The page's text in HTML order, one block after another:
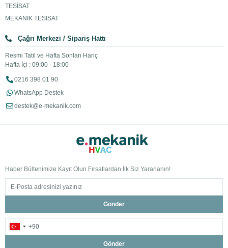
TESİSAT
MEKANİK TESİSAT
Çağrı Merkezi / Sipariş Hattı
Resmi Tatil ve Hafta Sonları Hariç
Hafta İçi : 09:00 - 18:00
0216 398 01 90
WhatsApp Destek
destek@e-mekanik.com
Haber Bültenimize Kayıt Olun Fırsatlardan İlk Siz Yararlanın!
Gönder
Gönder